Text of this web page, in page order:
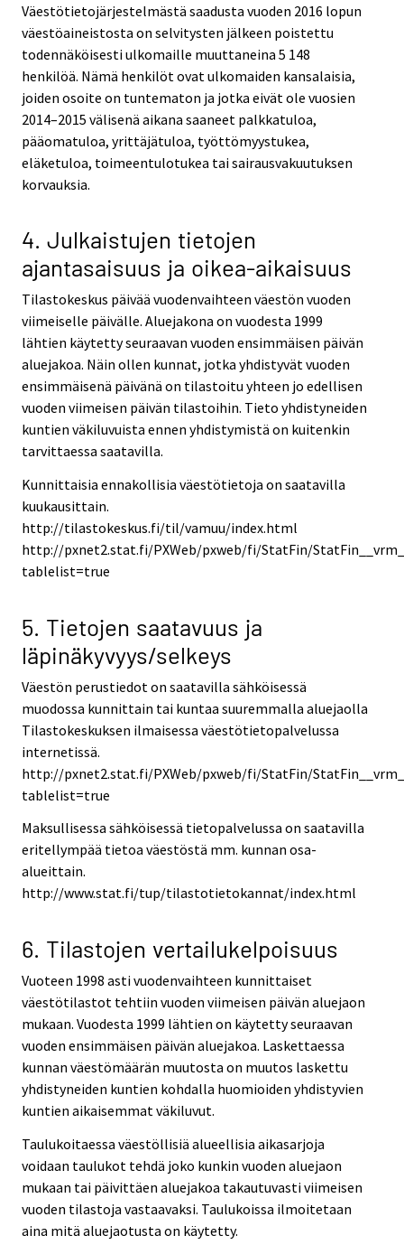
Väestötietojärjestelmästä saadusta vuoden 2016 lopun
väestöaineistosta on selvitysten jälkeen poistettu
todennäköisesti ulkomaille muuttaneina 5 148
henkilöä. Nämä henkilöt ovat ulkomaiden kansalaisia,
joiden osoite on tuntematon ja jotka eivät ole vuosien
2014–2015 välisenä aikana saaneet palkkatuloa,
pääomatuloa, yrittäjätuloa, työttömyystukea,
eläketuloa, toimeentulotukea tai sairausvakuutuksen
korvauksia.
4. Julkaistujen tietojen
ajantasaisuus ja oikea-aikaisuus
Tilastokeskus päivää vuodenvaihteen väestön vuoden
viimeiselle päivälle. Aluejakona on vuodesta 1999
lähtien käytetty seuraavan vuoden ensimmäisen päivän
aluejakoa. Näin ollen kunnat, jotka yhdistyvät vuoden
ensimmäisenä päivänä on tilastoitu yhteen jo edellisen
vuoden viimeisen päivän tilastoihin. Tieto yhdistyneiden
kuntien väkiluvuista ennen yhdistymistä on kuitenkin
tarvittaessa saatavilla.
Kunnittaisia ennakollisia väestötietoja on saatavilla
kuukausittain.
http://tilastokeskus.fi/til/vamuu/index.html
http://pxnet2.stat.fi/PXWeb/pxweb/fi/StatFin/
tablelist=true
5. Tietojen saatavuus ja
läpinäkyvyys/selkeys
Väestön perustiedot on saatavilla sähköisessä
muodossa kunnittain tai kuntaa suuremmalla aluejaolla
Tilastokeskuksen ilmaisessa väestötietopalvelussa
internetissä.
http://pxnet2.stat.fi/PXWeb/pxweb/fi/StatFin/
tablelist=true
Maksullisessa sähköisessä tietopalvelussa on saatavilla
eritellympää tietoa väestöstä mm. kunnan osa-
alueittain.
http://www.stat.fi/tup/tilastotietokannat/index.html
6. Tilastojen vertailukelpoisuus
Vuoteen 1998 asti vuodenvaihteen kunnittaiset
väestötilastot tehtiin vuoden viimeisen päivän aluejaon
mukaan. Vuodesta 1999 lähtien on käytetty seuraavan
vuoden ensimmäisen päivän aluejakoa. Laskettaessa
kunnan väestömäärän muutosta on muutos laskettu
yhdistyneiden kuntien kohdalla huomioiden yhdistyvien
kuntien aikaisemmat väkiluvut.
Taulukoitaessa väestöllisiä alueellisia aikasarjoja
voidaan taulukot tehdä joko kunkin vuoden aluejaon
mukaan tai päivittäen aluejakoa takautuvasti viimeisen
vuoden tilastoja vastaavaksi. Taulukoissa ilmoitetaan
aina mitä aluejaotusta on käytetty.